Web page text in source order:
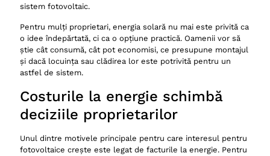
sistem fotovoltaic.
Pentru mulți proprietari, energia solară nu mai este privită ca
o idee îndepărtată, ci ca o opțiune practică. Oamenii vor să
știe cât consumă, cât pot economisi, ce presupune montajul
și dacă locuința sau clădirea lor este potrivită pentru un
astfel de sistem.
Costurile la energie schimbă
deciziile proprietarilor
Unul dintre motivele principale pentru care interesul pentru
fotovoltaice crește este legat de facturile la energie. Pentru